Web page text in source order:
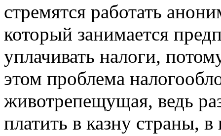
стремятся работать
который занимается
уплачивать налоги,
этом проблема
животрепещущая, ведь
платить в казну страны,